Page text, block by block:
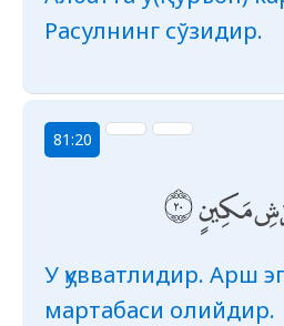
Расулнинг сўзидир.
81:20
مَكِينٍ
У қувватлидир. Арш
мартабаси олийдир.